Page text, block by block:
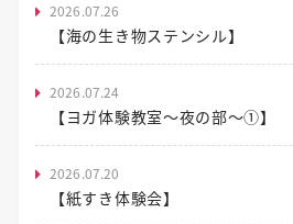
2026.07.26
【海の生き物ステンシル】
2026.07.24
【ヨガ体験教室～夜の部～①】
2026.07.20
【紙すき体験会】